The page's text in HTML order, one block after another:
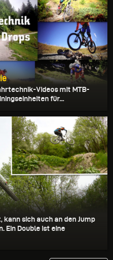
Videos mit MTB-
für...
sich auch an den Jump
Ein Double ist eine